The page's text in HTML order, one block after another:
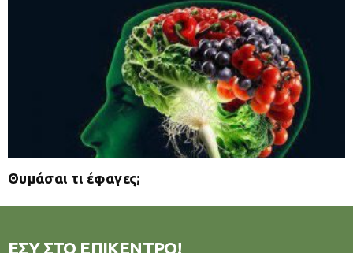
Θυμάσαι τι έφαγες;
ΕΣΥ ΣΤΟ ΕΠΙΚΕΝΤΡΟ!